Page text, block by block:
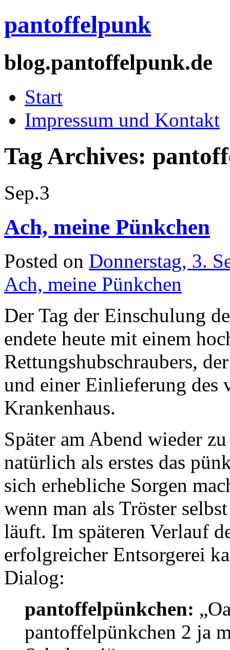
pantoffelpunk
blog.pantoffelpunk.de
Start
Impressum und Kontakt
Tag Archives:
Sep.3
Ach, meine Pünkchen
Posted on Donnerstag, 3.
Ach, meine Pünkchen
Der Tag der Einschulung
endete heute mit einem
Rettungshubschraubers,
und einer Einlieferung des
Krankenhaus.
Später am Abend wieder
natürlich als erstes das
sich erhebliche Sorgen
wenn man als Tröster
läuft. Im späteren Verlauf
erfolgreicher Entsorgerei
Dialog:
pantoffelpünkchen:
pantoffelpünkchen 2 ja